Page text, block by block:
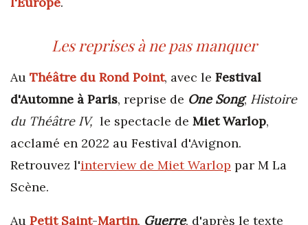
Les reprises à ne pas manquer
Au Théâtre du Rond Point, avec le Festival
d'Automne à Paris, reprise de One Song, Histoire
du Théâtre IV, le spectacle de Miet Warlop,
acclamé en 2022 au Festival d'Avignon.
Retrouvez l'interview de Miet Warlop par M La
Scène.
Au Petit Saint-Martin, Guerre, d'après le texte